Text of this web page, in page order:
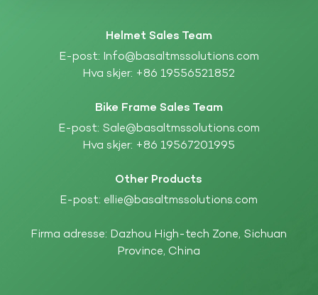
Helmet Sales Team
E-post: Info@basaltmssolutions.com
Hva skjer: +86 19556521852
Bike Frame Sales Team
E-post: Sale@basaltmssolutions.com
Hva skjer: +86 19567201995
Other Products
E-post: ellie@basaltmssolutions.com
Firma adresse: Dazhou High-tech Zone, Sichuan
Province, China